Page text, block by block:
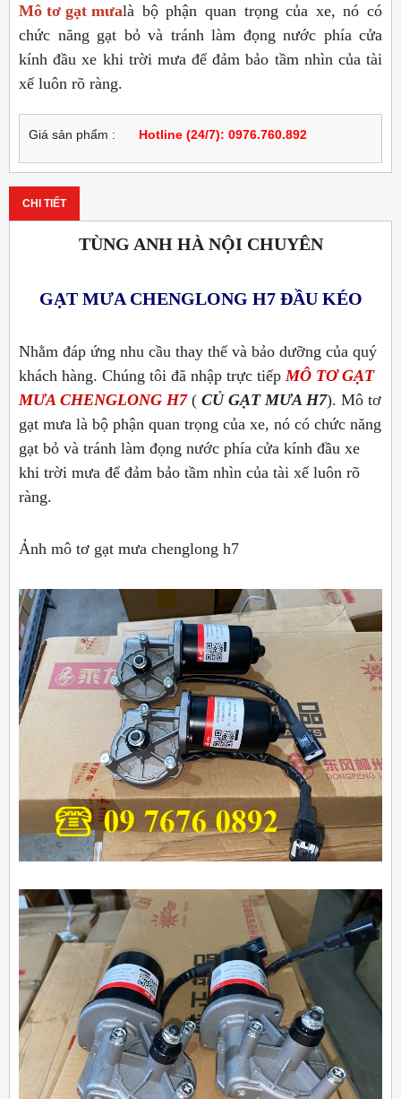
Mô tơ gạt mưalà bộ phận quan trọng của xe, nó có
chức năng gạt bỏ và tránh làm đọng nước phía cửa
kính đầu xe khi trời mưa để đảm bảo tầm nhìn của tài
xế luôn rõ ràng.
Giá sản phẩm : Hotline (24/7): 0976.760.892
CHI TIẾT
TÙNG ANH HÀ NỘI CHUYÊN
GẠT MƯA CHENGLONG H7 ĐẦU KÉO
Nhằm đáp ứng nhu cầu thay thế và bảo dưỡng của quý
khách hàng. Chúng tôi đã nhập trực tiếp MÔ TƠ GẠT
MƯA CHENGLONG H7( CỦ GẠT MƯA H7). Mô tơ
gạt mưa là bộ phận quan trọng của xe, nó có chức năng
gạt bỏ và tránh làm đọng nước phía cửa kính đầu xe
khi trời mưa để đảm bảo tầm nhìn của tài xế luôn rõ
ràng.
Ảnh mô tơ gạt mưa chenglong h7